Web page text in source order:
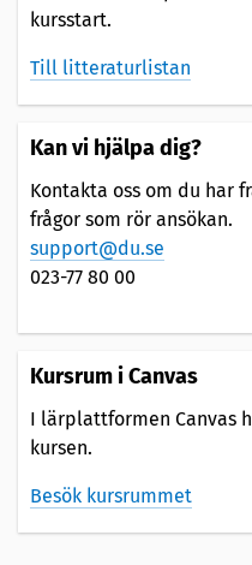
kursstart.
Till litteraturlistan
Kan vi hjälpa dig?
Kontakta oss om du har
frågor som rör ansökan.
support@du.se
023-77 80 00
Kursrum i Canvas
I lärplattformen Canvas
kursen.
Besök kursrummet